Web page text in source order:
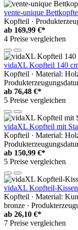
vente-unique
Kopfteil ·
ab 169,99 €*
4 Preise vergleichen
vidaXL Kopfteil 140
Kopfteil · Material:
ab 76,48 €*
5 Preise vergleichen
vidaXL Kopfteil mit
Kopfteil · Material:
ab 150,99 €*
5 Preise vergleichen
vidaXL Kopfteil-
Kopfteil · Material:
bronze ·
ab 26,10 €*
7 Preise vergleichen